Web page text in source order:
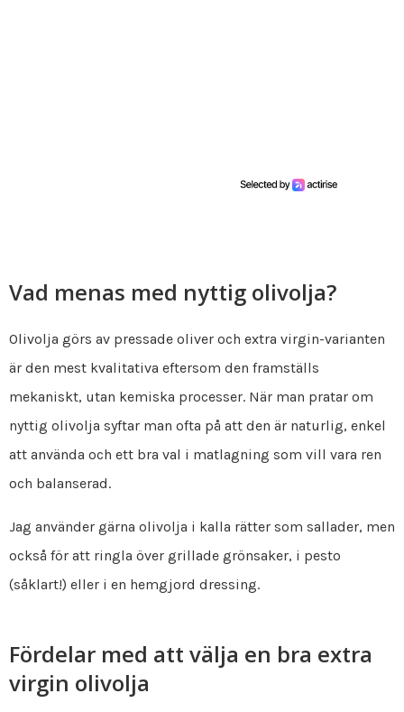
Vad menas med nyttig olivolja?
Olivolja görs av pressade oliver och extra virgin-varianten
är den mest kvalitativa eftersom den framställs
mekaniskt, utan kemiska processer. När man pratar om
nyttig olivolja syftar man ofta på att den är naturlig, enkel
att använda och ett bra val i matlagning som vill vara ren
och balanserad.
Jag använder gärna olivolja i kalla rätter som sallader, men
också för att ringla över grillade grönsaker, i pesto
(såklart!) eller i en hemgjord dressing.
Fördelar med att välja en bra extra
virgin olivolja